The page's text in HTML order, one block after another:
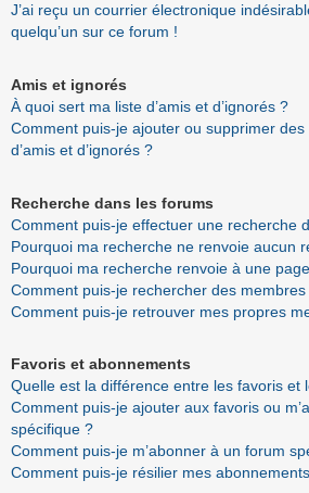
J’ai reçu un courrier électronique
quelqu’un sur ce forum !
Amis et ignorés
À quoi sert ma liste d’amis et d’ignorés ?
Comment puis-je ajouter ou supprimer
d’amis et d’ignorés ?
Recherche dans les forums
Comment puis-je effectuer une recherche
Pourquoi ma recherche ne renvoie aucun
Pourquoi ma recherche renvoie à une
Comment puis-je rechercher des membres
Comment puis-je retrouver mes propres
Favoris et abonnements
Quelle est la différence entre les favoris et
Comment puis-je ajouter aux favoris ou
spécifique ?
Comment puis-je m’abonner à un forum
Comment puis-je résilier mes